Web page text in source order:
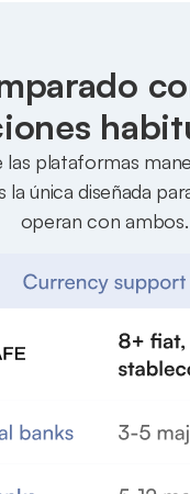
las plataformas
la única diseñada
operan con ambos.